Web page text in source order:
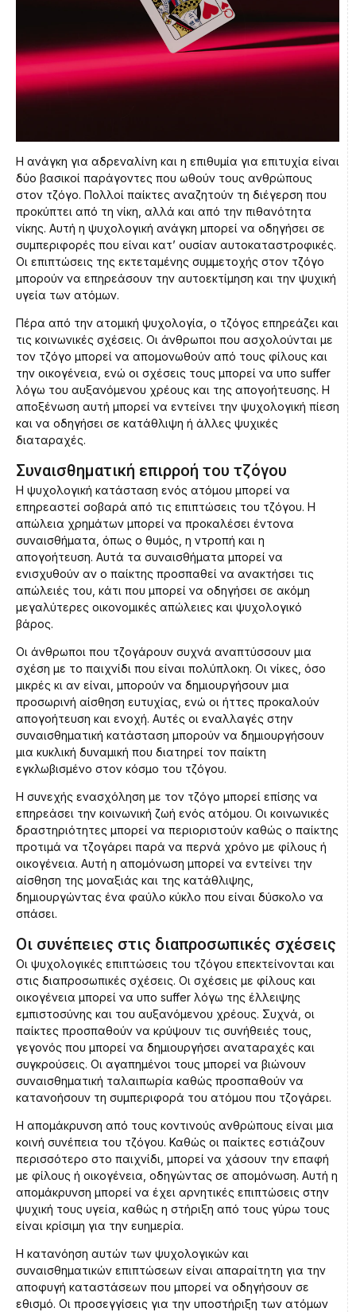
Η ανάγκη για αδρεναλίνη και η επιθυμία για επιτυχία είναι
δύο βασικοί παράγοντες που ωθούν τους ανθρώπους
στον τζόγο. Πολλοί παίκτες αναζητούν τη διέγερση που
προκύπτει από τη νίκη, αλλά και από την πιθανότητα
νίκης. Αυτή η ψυχολογική ανάγκη μπορεί να οδηγήσει σε
συμπεριφορές που είναι κατ’ ουσίαν αυτοκαταστροφικές.
Οι επιπτώσεις της εκτεταμένης συμμετοχής στον τζόγο
μπορούν να επηρεάσουν την αυτοεκτίμηση και την ψυχική
υγεία των ατόμων.
Πέρα από την ατομική ψυχολογία, ο τζόγος επηρεάζει και
τις κοινωνικές σχέσεις. Οι άνθρωποι που ασχολούνται με
τον τζόγο μπορεί να απομονωθούν από τους φίλους και
την οικογένεια, ενώ οι σχέσεις τους μπορεί να υπο suffer
λόγω του αυξανόμενου χρέους και της απογοήτευσης. Η
αποξένωση αυτή μπορεί να εντείνει την ψυχολογική πίεση
και να οδηγήσει σε κατάθλιψη ή άλλες ψυχικές
διαταραχές.
Συναισθηματική επιρροή του τζόγου
Η ψυχολογική κατάσταση ενός ατόμου μπορεί να
επηρεαστεί σοβαρά από τις επιπτώσεις του τζόγου. Η
απώλεια χρημάτων μπορεί να προκαλέσει έντονα
συναισθήματα, όπως ο θυμός, η ντροπή και η
απογοήτευση. Αυτά τα συναισθήματα μπορεί να
ενισχυθούν αν ο παίκτης προσπαθεί να ανακτήσει τις
απώλειές του, κάτι που μπορεί να οδηγήσει σε ακόμη
μεγαλύτερες οικονομικές απώλειες και ψυχολογικό
βάρος.
Οι άνθρωποι που τζογάρουν συχνά αναπτύσσουν μια
σχέση με το παιχνίδι που είναι πολύπλοκη. Οι νίκες, όσο
μικρές κι αν είναι, μπορούν να δημιουργήσουν μια
προσωρινή αίσθηση ευτυχίας, ενώ οι ήττες προκαλούν
απογοήτευση και ενοχή. Αυτές οι εναλλαγές στην
συναισθηματική κατάσταση μπορούν να δημιουργήσουν
μια κυκλική δυναμική που διατηρεί τον παίκτη
εγκλωβισμένο στον κόσμο του τζόγου.
Η συνεχής ενασχόληση με τον τζόγο μπορεί επίσης να
επηρεάσει την κοινωνική ζωή ενός ατόμου. Οι κοινωνικές
δραστηριότητες μπορεί να περιοριστούν καθώς ο παίκτης
προτιμά να τζογάρει παρά να περνά χρόνο με φίλους ή
οικογένεια. Αυτή η απομόνωση μπορεί να εντείνει την
αίσθηση της μοναξιάς και της κατάθλιψης,
δημιουργώντας ένα φαύλο κύκλο που είναι δύσκολο να
σπάσει.
Οι συνέπειες στις διαπροσωπικές σχέσεις
Οι ψυχολογικές επιπτώσεις του τζόγου επεκτείνονται και
στις διαπροσωπικές σχέσεις. Οι σχέσεις με φίλους και
οικογένεια μπορεί να υπο suffer λόγω της έλλειψης
εμπιστοσύνης και του αυξανόμενου χρέους. Συχνά, οι
παίκτες προσπαθούν να κρύψουν τις συνήθειές τους,
γεγονός που μπορεί να δημιουργήσει αναταραχές και
συγκρούσεις. Οι αγαπημένοι τους μπορεί να βιώνουν
συναισθηματική ταλαιπωρία καθώς προσπαθούν να
κατανοήσουν τη συμπεριφορά του ατόμου που τζογάρει.
Η απομάκρυνση από τους κοντινούς ανθρώπους είναι μια
κοινή συνέπεια του τζόγου. Καθώς οι παίκτες εστιάζουν
περισσότερο στο παιχνίδι, μπορεί να χάσουν την επαφή
με φίλους ή οικογένεια, οδηγώντας σε απομόνωση. Αυτή η
απομάκρυνση μπορεί να έχει αρνητικές επιπτώσεις στην
ψυχική τους υγεία, καθώς η στήριξη από τους γύρω τους
είναι κρίσιμη για την ευημερία.
Η κατανόηση αυτών των ψυχολογικών και
συναισθηματικών επιπτώσεων είναι απαραίτητη για την
αποφυγή καταστάσεων που μπορεί να οδηγήσουν σε
εθισμό. Οι προσεγγίσεις για την υποστήριξη των ατόμων